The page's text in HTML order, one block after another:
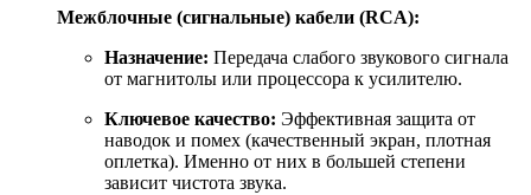
Межблочные (сигнальные) кабели (RCA):
Назначение: Передача слабого звукового сигнала
от магнитолы или процессора к усилителю.
Ключевое качество: Эффективная защита от
наводок и помех (качественный экран, плотная
оплетка). Именно от них в большей степени
зависит чистота звука.